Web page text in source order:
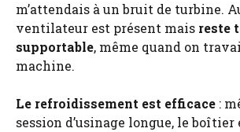
m’attendais à un bruit de turbine.
ventilateur est présent mais reste
supportable, même quand on
machine.
Le refroidissement est efficace :
session d’usinage longue, le boîtier